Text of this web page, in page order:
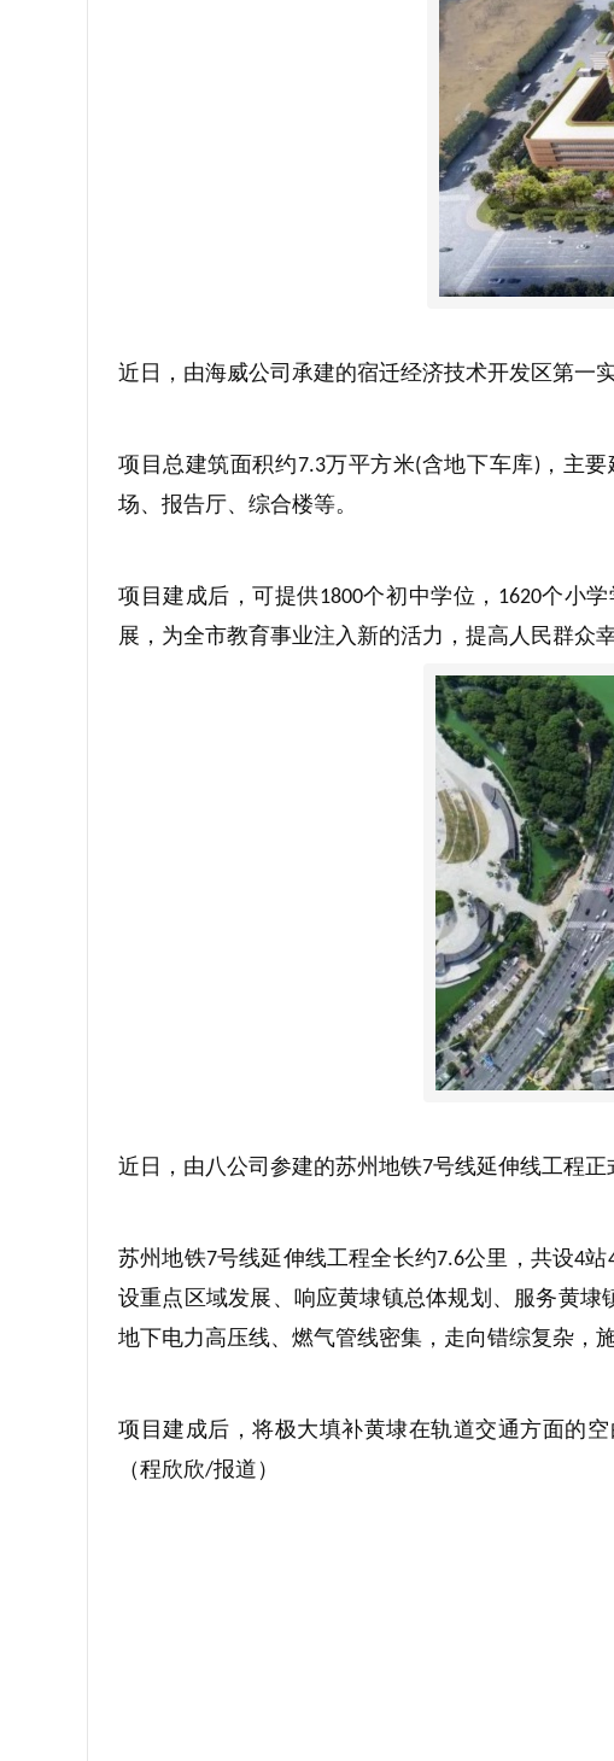
近日，由海威公司承建的宿迁经济技术开发区第一
项目总建筑面积约7.3万平方米(含地下车库)，主要
场、报告厅、综合楼等。
项目建成后，可提供1800个初中学位， 1620个小学
展，为全市教育事业注入新的活力，提高人民群众
近日，由八公司参建的苏州地铁7号线延伸线工程正
苏州地铁7号线延伸线工程全长约7.6公里，共设4站
设重点区域发展、响应黄埭镇总体规划、服务黄
地下电力高压线、燃气管线密集，走向错综复杂，施
项目建成后，将极大填补黄埭在轨道交通方面的
（程欣欣/报道）